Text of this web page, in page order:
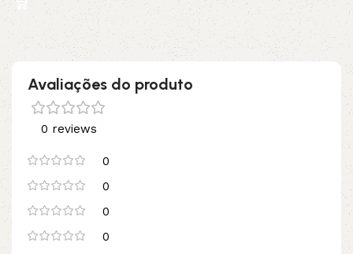
Avaliações do produto
0 reviews
0
0
0
0